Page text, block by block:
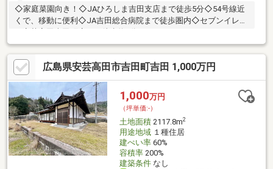
◇家庭菜園向き！◇JAひろしま吉田支店まで徒歩5分◇54号線近
くで、移動に便利◇JA吉田総合病院まで徒歩圏内◇セブンイレブ
広島県安芸高田市吉田町吉田 1,000万円
1,000万円
（坪単価:-）
土地面積2117.8m2
用途地域１種住居
建ぺい率60%
容積率200%
建築条件なし